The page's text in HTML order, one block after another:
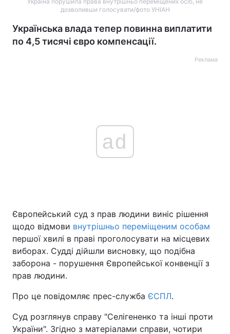
дозволивши голосувати/фото УНІАН
Українська влада тепер повинна виплатити
по 4,5 тисячі євро компенсації.
Реклама
ad
Європейський суд з прав людини виніс рішення
щодо відмови внутрішньо переміщеним особам
першої хвилі в праві проголосувати на місцевих
виборах. Судді дійшли висновку, що подібна
заборона - порушення Європейської конвенції з
прав людини.
Про це повідомляє прес-служба ЄСПЛ.
Суд розглянув справу "Селігененко та інші проти
України". Згідно з матеріалами справи, чотири